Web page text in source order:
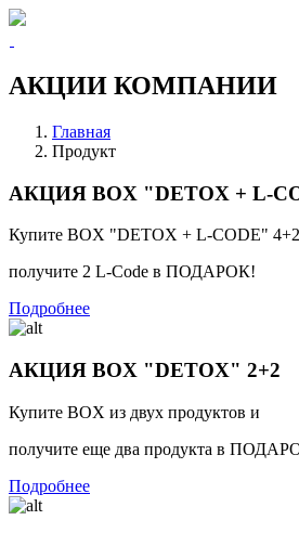
АКЦИИ КОМПАНИИ
Главная
Продукт
АКЦИЯ BOX "DETOX + L-
Купите BOX "DETOX + L-CODE"
получите 2 L-Code в ПОДАРОК!
Подробнее
АКЦИЯ BOX "DETOX" 2+2
Купите BOX из двух продуктов и
получите еще два продукта в
Подробнее